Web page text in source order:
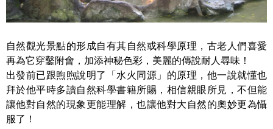
自然觀光景點的形成自有其自然或科學原理，古老人們喜愛
再為它穿鑿附會，加添神秘色彩，美麗的傳說耐人尋味！
出發前已跟煦煦說明了「水火同源」的原理，他一說就懂也
拜於他平時多讀自然科學書籍所賜，相信親眼所見，不但能
讓他對自然的現象更能理解，也讓他對大自然的奧妙更為懾
服了！